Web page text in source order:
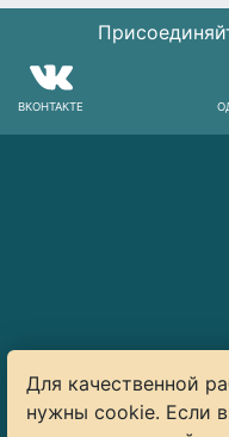
ВКОНТАКТЕ
Для качественной
нужны cookie. Если